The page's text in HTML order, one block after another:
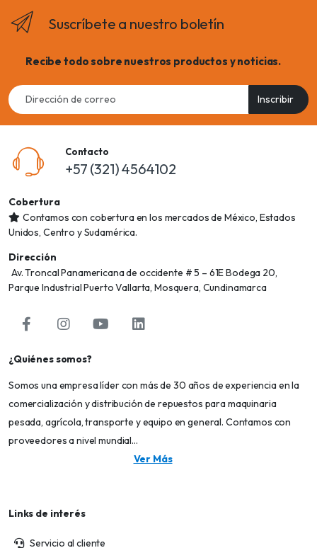
Suscríbete a nuestro boletín
Recibe todo sobre nuestros productos y noticias.
Email
address
Inscribir
Contacto
+57 (321) 4564102
Cobertura
Contamos con cobertura en los mercados de México, Estados
Unidos, Centro y Sudamérica.
Dirección
Av. Troncal Panamericana de occidente # 5 – 61E Bodega 20,
Parque Industrial Puerto Vallarta, Mosquera, Cundinamarca
¿Quiénes somos?
Somos una empresa líder con más de 30 años de experiencia en la
comercialización y distribución de repuestos para maquinaria
pesada, agrícola, transporte y equipo en general. Contamos con
proveedores a nivel mundial...
Ver Más
Links de interés
Servicio al cliente